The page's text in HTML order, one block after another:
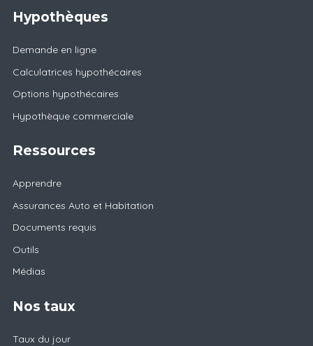
Hypothèques
Demande en ligne
Calculatrices hypothécaires
Options hypothécaires
Hypothèque commerciale
Ressources
Apprendre
Assurances Auto et Habitation
Documents requis
Outils
Médias
Nos taux
Taux du jour